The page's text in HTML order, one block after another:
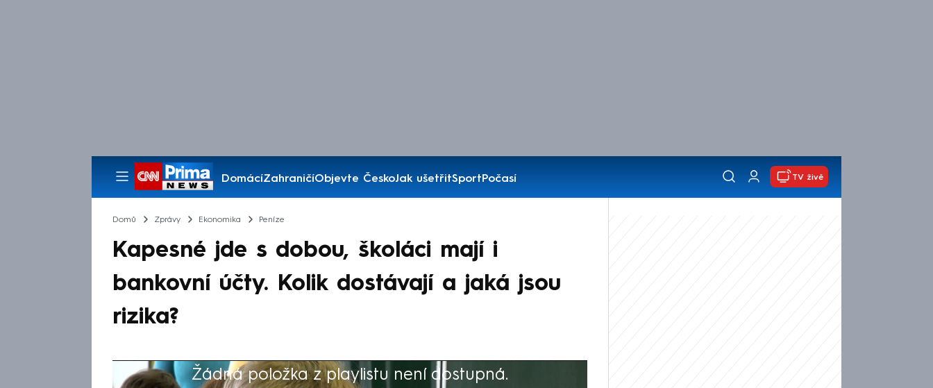
DomácíZahraničíObjevte ČeskoJak ušetřitSportPočasí
Pořady
TV živě
Domů Zprávy Ekonomika Peníze
Kapesné jde s dobou, školáci mají i
bankovní účty. Kolik dostávají a jaká jsou
rizika?
Žádná položka z playlistu není dostupná.
Výběr redakce